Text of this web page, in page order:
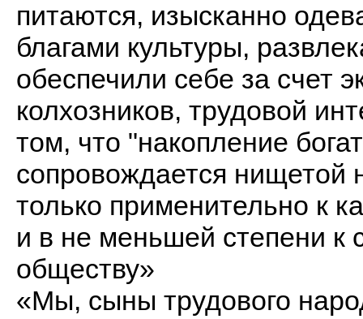
питаются, изысканно
благами культуры,
обеспечили себе за счет
колхозников, трудовой
том, что "накопление
сопровождается нищетой
только применительно к
и в не меньшей степени к
обществу»
«Мы, сыны трудового